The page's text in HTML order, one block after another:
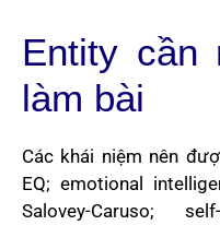
Entity cần
làm bài
Các khái niệm nên
EQ; emotional
Salovey-Caruso;